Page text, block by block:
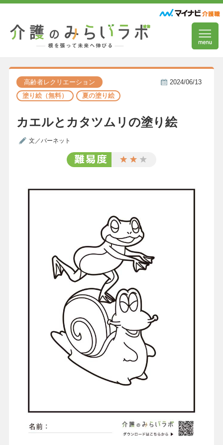
高齢者レクリエーション
塗り絵（無料）
夏の塗り絵
2024/06/13
カエルとカタツムリの塗り絵
文／バーネット